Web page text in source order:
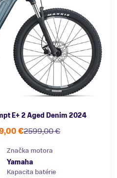
E+ 2 Aged Denim 2024
2599,00 €
€
Značka motora
Yamaha
Kapacita batérie